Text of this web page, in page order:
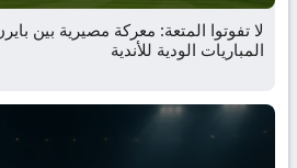
لا تفوتوا المتعة: معركة مصيرية بين
المباريات الودية للأندية